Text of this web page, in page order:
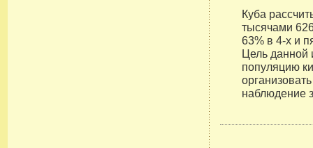
Куба
тысячами
63% в 4-х и
Цель данной
популяцию
наблюдение